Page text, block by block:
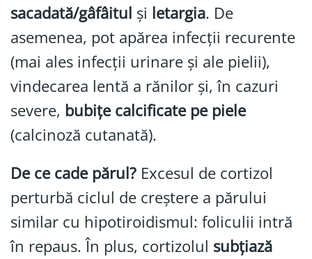
sacadată/gâfâitul și letargia. De
asemenea, pot apărea infecții recurente
(mai ales infecții urinare și ale pielii),
vindecarea lentă a rănilor și, în cazuri
severe, bubițe calcificate pe piele
(calcinoză cutanată).
De ce cade părul? Excesul de cortizol
perturbă ciclul de creștere a părului
similar cu hipotiroidismul: foliculii intră
în repaus. În plus, cortizolul subțiază